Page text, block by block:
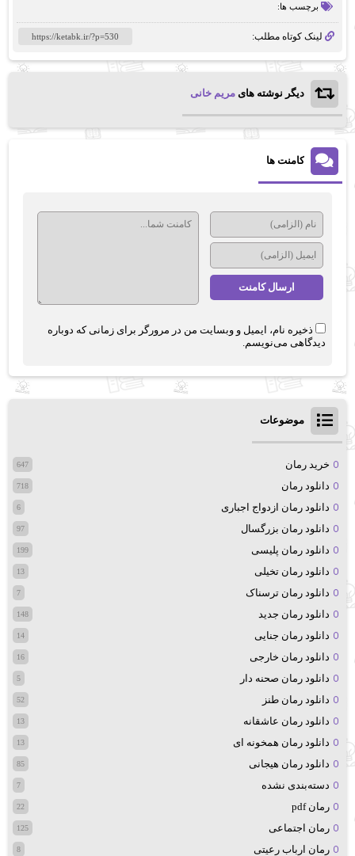
برچسب ها:
لینک کوتاه مطلب:
دیگر نوشته های مریم خانی
کامنت ها
ذخیره نام، ایمیل و وبسایت من در مرورگر برای زمانی که دوباره
دیدگاهی می‌نویسم.
موضوعات
خرید رمان 647
دانلود رمان 718
دانلود رمان ازدواج اجباری 6
دانلود رمان بزرگسال 97
دانلود رمان پلیسی 199
دانلود رمان تخیلی 13
دانلود رمان ترسناک 7
دانلود رمان جدید 148
دانلود رمان جنایی 14
دانلود رمان خارجی 16
دانلود رمان صحنه دار 5
دانلود رمان طنز 52
دانلود رمان عاشقانه 13
دانلود رمان همخونه ای 13
دانلود رمان هیجانی 85
دسته‌بندی نشده 7
رمان pdf 22
رمان اجتماعی 125
رمان ارباب رعیتی 8